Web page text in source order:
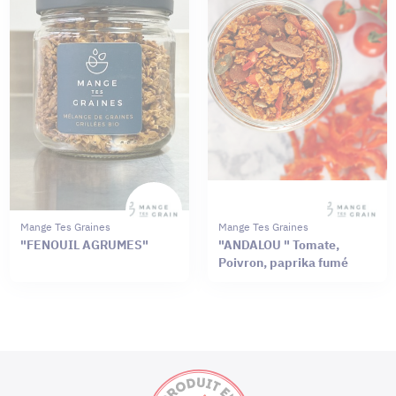
Mange Tes Graines
"FENOUIL AGRUMES"
Mange Tes Graines
"ANDALOU " Tomate,
Poivron, paprika fumé